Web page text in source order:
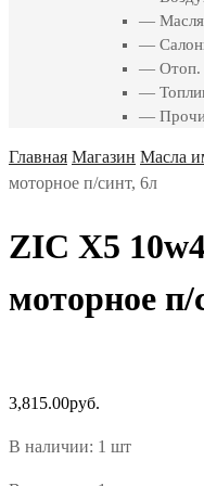
—
—
— Отоп.
—
—
Главная Магазин Масла
моторное п/синт, 6л
ZIC X5
моторное п/
3,815.00руб.
В наличии: 1 шт